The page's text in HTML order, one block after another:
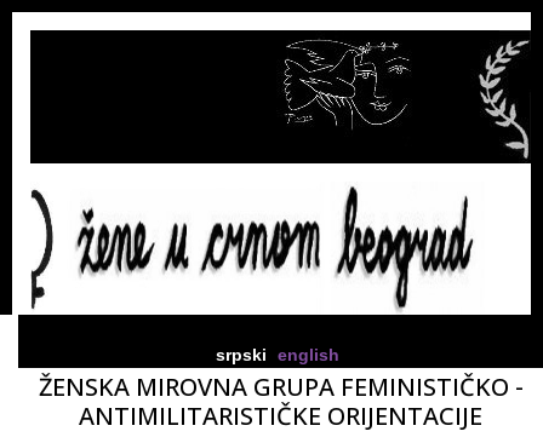
srpski english
ŽENSKA MIROVNA GRUPA FEMINISTIČKO -
ANTIMILITARISTIČKE ORIJENTACIJE